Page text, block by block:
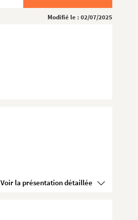
Modifié le : 02/07/2025
Voir la présentation détaillée